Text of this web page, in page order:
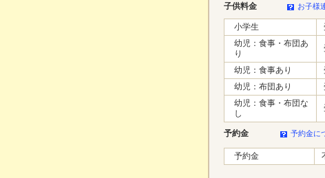
子供料金 お子様
小学生
幼児：食事・布団あ
り
幼児：食事あり
幼児：布団あり
幼児：食事・布団な
し
予約金 予約金に
予約金